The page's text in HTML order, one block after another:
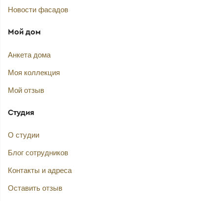
Новости фасадов
Мой дом
Анкета дома
Моя коллекция
Мой отзыв
Студия
О студии
Блог сотрудников
Контакты и адреса
Оставить отзыв